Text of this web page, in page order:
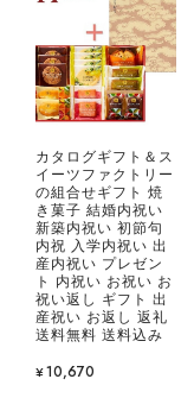
カタログギフト＆ス
イーツファクトリー
の組合せギフト 焼
き菓子 結婚内祝い
新築内祝い 初節句
内祝 入学内祝い 出
産内祝い プレゼン
ト 内祝い お祝い お
祝い返し ギフト 出
産祝い お返し 返礼
送料無料 送料込み
¥10,670